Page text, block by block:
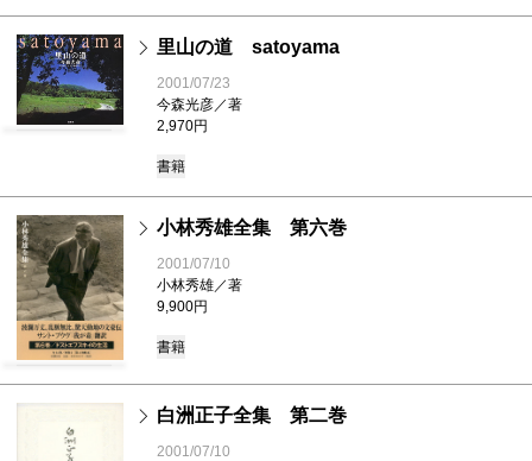
里山の道 satoyama
2001/07/23
今森光彦／著
2,970円
書籍
小林秀雄全集 第六巻
2001/07/10
小林秀雄／著
9,900円
書籍
白洲正子全集 第二巻
2001/07/10